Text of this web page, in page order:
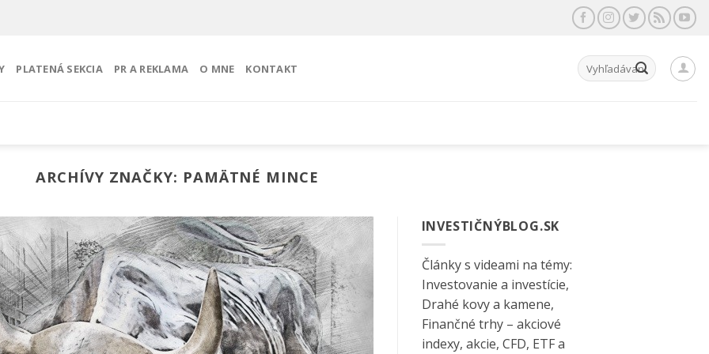
PLATENÁ SEKCIA PR A REKLAMA O MNE KONTAKT Hľadať:
ARCHÍVY ZNAČKY: PAMÄTNÉ MINCE
INVESTIČNÝBLOG.SK
Články s videami na témy:
Investovanie a investície,
Drahé kovy a kamene,
Finančné trhy – akciové
indexy, akcie, CFD, ETF a